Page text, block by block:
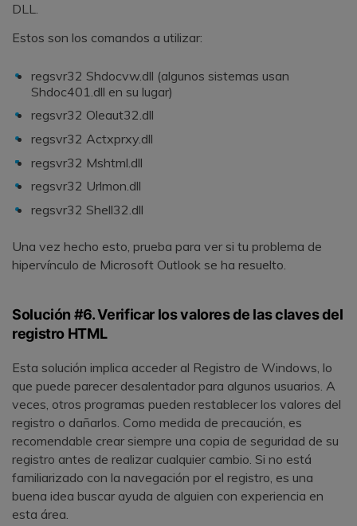
DLL.
Estos son los comandos a utilizar:
regsvr32 Shdocvw.dll (algunos sistemas usan
Shdoc401.dll en su lugar)
regsvr32 Oleaut32.dll
regsvr32 Actxprxy.dll
regsvr32 Mshtml.dll
regsvr32 Urlmon.dll
regsvr32 Shell32.dll
Una vez hecho esto, prueba para ver si tu problema de
hipervínculo de Microsoft Outlook se ha resuelto.
Solución #6. Verificar los valores de las claves del
registro HTML
Esta solución implica acceder al Registro de Windows, lo
que puede parecer desalentador para algunos usuarios. A
veces, otros programas pueden restablecer los valores del
registro o dañarlos. Como medida de precaución, es
recomendable crear siempre una copia de seguridad de su
registro antes de realizar cualquier cambio. Si no está
familiarizado con la navegación por el registro, es una
buena idea buscar ayuda de alguien con experiencia en
esta área.